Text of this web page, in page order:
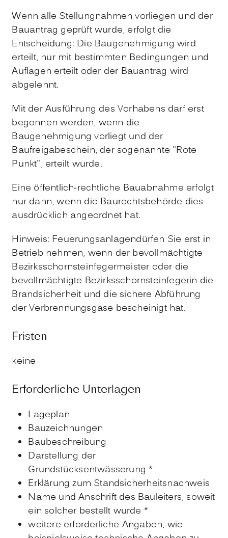
Wenn alle Stellungnahmen vorliegen und der
Bauantrag geprüft wurde, erfolgt die
Entscheidung: Die Baugenehmigung wird
erteilt, nur mit bestimmten Bedingungen und
Auflagen erteilt oder der Bauantrag wird
abgelehnt.
Mit der Ausführung des Vorhabens darf erst
begonnen werden, wenn die
Baugenehmigung vorliegt und der
Baufreigabeschein, der sogenannte "Rote
Punkt", erteilt wurde.
Eine öffentlich-rechtliche Bauabnahme erfolgt
nur dann, wenn die Baurechtsbehörde dies
ausdrücklich angeordnet hat.
Hinweis: Feuerungsanlagendürfen Sie erst in
Betrieb nehmen, wenn der bevollmächtigte
Bezirksschornsteinfegermeister oder die
bevollmächtigte Bezirksschornsteinfegerin die
Brandsicherheit und die sichere Abführung
der Verbrennungsgase bescheinigt hat.
Fristen
keine
Erforderliche Unterlagen
Lageplan
Bauzeichnungen
Baubeschreibung
Darstellung der
Grundstücksentwässerung *
Erklärung zum Standsicherheitsnachweis
Name und Anschrift des Bauleiters, soweit
ein solcher bestellt wurde *
weitere erforderliche Angaben, wie